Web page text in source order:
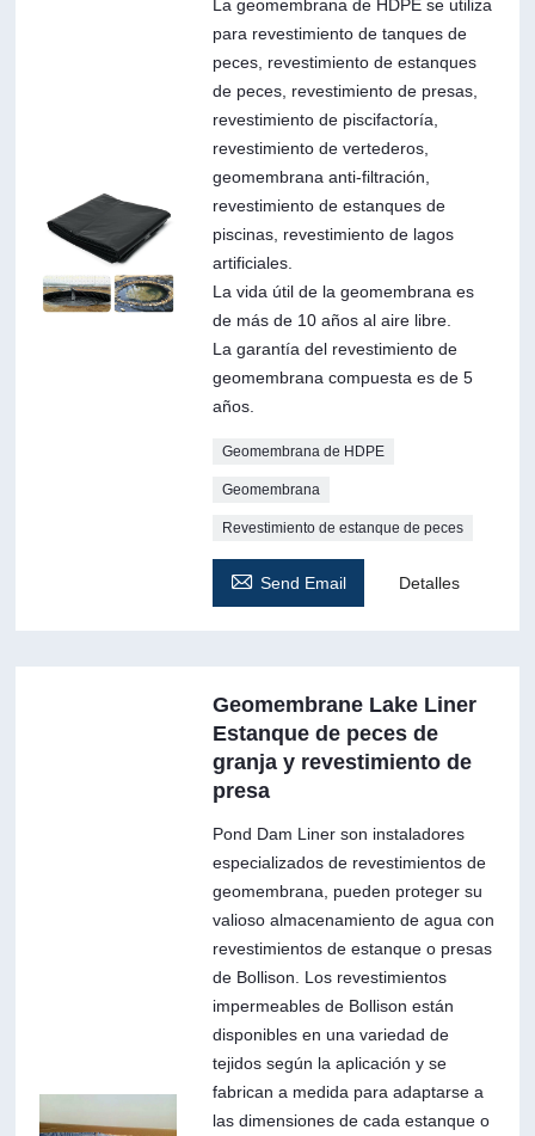
La geomembrana de HDPE se utiliza
para revestimiento de tanques de
peces, revestimiento de estanques
de peces, revestimiento de presas,
revestimiento de piscifactoría,
revestimiento de vertederos,
geomembrana anti-filtración,
revestimiento de estanques de
piscinas, revestimiento de lagos
artificiales.
La vida útil de la geomembrana es
de más de 10 años al aire libre.
La garantía del revestimiento de
geomembrana compuesta es de 5
años.
Geomembrana de HDPE
Geomembrana
Revestimiento de estanque de peces
 Send Email Detalles
Geomembrane Lake Liner
Estanque de peces de
granja y revestimiento de
presa
Pond Dam Liner son instaladores
especializados de revestimientos de
geomembrana, pueden proteger su
valioso almacenamiento de agua con
revestimientos de estanque o presas
de Bollison. Los revestimientos
impermeables de Bollison están
disponibles en una variedad de
tejidos según la aplicación y se
fabrican a medida para adaptarse a
las dimensiones de cada estanque o